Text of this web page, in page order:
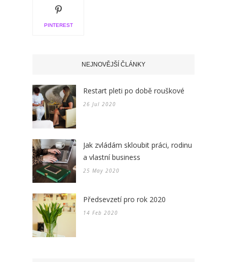
PINTEREST
NEJNOVĚJŠÍ ČLÁNKY
Restart pleti po době rouškové
26 Jul 2020
Jak zvládám skloubit práci, rodinu
a vlastní business
25 May 2020
Předsevzetí pro rok 2020
14 Feb 2020